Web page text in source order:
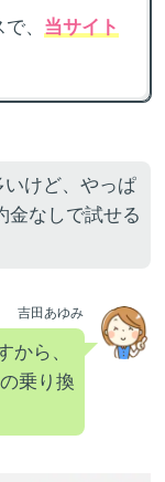
、 当サイト
けど、やっぱ
金なしで試せる
吉田あゆみ
から、
乗り換